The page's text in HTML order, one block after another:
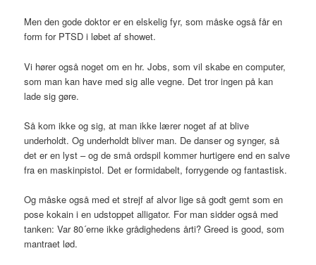
Men den gode doktor er en elskelig fyr, som måske også får en
form for PTSD i løbet af showet.
Vi hører også noget om en hr. Jobs, som vil skabe en computer,
som man kan have med sig alle vegne. Det tror ingen på kan
lade sig gøre.
Så kom ikke og sig, at man ikke lærer noget af at blive
underholdt. Og underholdt bliver man. De danser og synger, så
det er en lyst – og de små ordspil kommer hurtigere end en salve
fra en maskinpistol. Det er formidabelt, forrygende og fantastisk.
Og måske også med et strejf af alvor lige så godt gemt som en
pose kokain i en udstoppet alligator. For man sidder også med
tanken: Var 80´erne ikke grådighedens årti? Greed is good, som
mantraet lød.